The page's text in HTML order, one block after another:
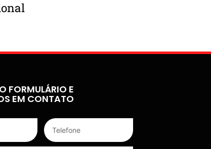
FORMULÁRIO E
EM CONTATO